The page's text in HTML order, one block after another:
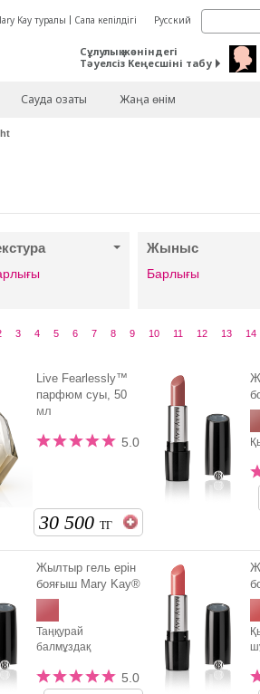
Kay туралы Сапа кепілдігі Русский
Сұлулық жөніндегі
Тәуелсіз Кеңесшіні табу
Сауда озаты Жаңа өнім
Жыныс
Барлығы
3 4 5 6 7 8 9 10 11 12 13 14
Live Fearlessly™
парфюм суы, 50
мл
5.0
30 500ТГ
Жылтыр гель ерін
бояғыш Mary Kay®
Таңқурай
балмұздақ
5.0